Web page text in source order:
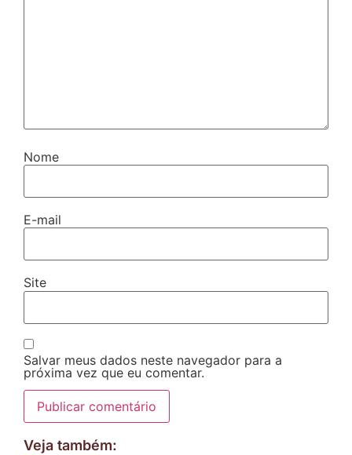
Nome
E-mail
Site
Salvar meus dados neste navegador para a
próxima vez que eu comentar.
Veja também: